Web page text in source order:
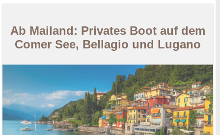
Ab Mailand: Privates Boot auf dem
Comer See, Bellagio und Lugano